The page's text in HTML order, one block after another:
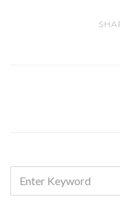
FOR: